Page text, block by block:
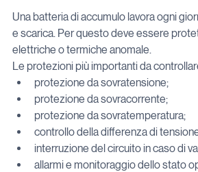
Una batteria di accumulo lavora ogni
e scarica. Per questo deve essere
elettriche o termiche anomale.
Le protezioni più importanti da
protezione da sovratensione;
protezione da sovracorrente;
protezione da sovratemperatura;
controllo della differenza di
interruzione del circuito in caso di
allarmi e monitoraggio dello stato